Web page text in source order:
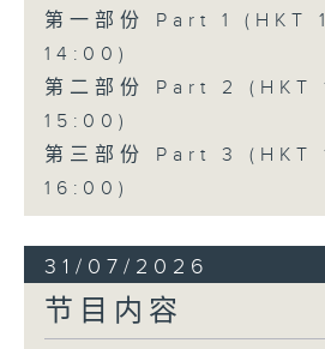
第一部份 Part 1 (HKT
14:00)
第二部份 Part 2 (HKT
15:00)
第三部份 Part 3 (HKT
16:00)
31/07/2026
节目内容